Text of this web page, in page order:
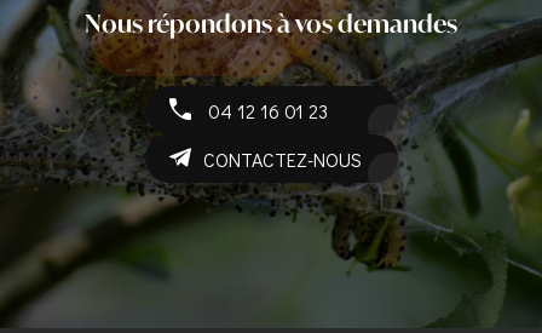
Nous répondons à vos demandes
04 12 16 01 23
CONTACTEZ-NOUS